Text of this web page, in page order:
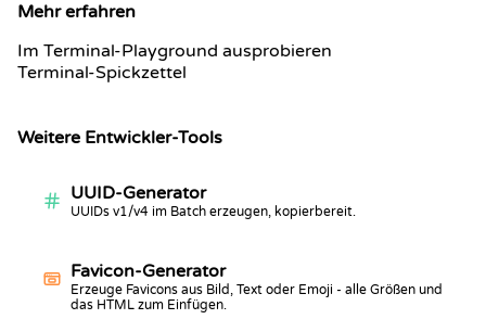
Mehr erfahren
Im Terminal-Playground ausprobieren
Terminal-Spickzettel
Weitere Entwickler-Tools
UUID-Generator
UUIDs v1/v4 im Batch erzeugen, kopierbereit.
Favicon-Generator
Erzeuge Favicons aus Bild, Text oder Emoji - alle Größen und
das HTML zum Einfügen.